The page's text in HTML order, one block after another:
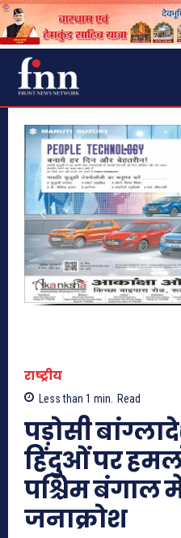
राष्ट्रीय
Less than 1 min. Read
पड़ोसी
हिंदुओं पर
पश्चिम बंगाल
जनाक्रोश